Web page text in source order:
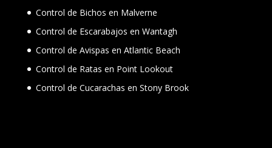
Control de Bichos en Malverne
Control de Escarabajos en Wantagh
Control de Avispas en Atlantic Beach
Control de Ratas en Point Lookout
Control de Cucarachas en Stony Brook